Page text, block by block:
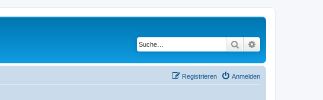
Suche
Anmelden
Registrieren